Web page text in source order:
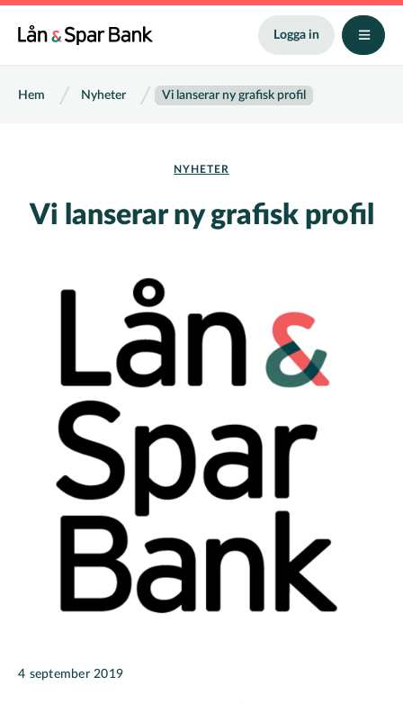
Hoppa
Logga in
Länkstig
Hem Nyheter Vi lanserar ny grafisk profil
NYHETER
Vi lanserar ny grafisk profil
4 september 2019